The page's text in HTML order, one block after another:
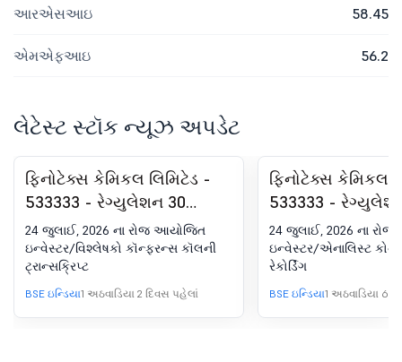
આરએસઆઇ 58.45
એમએફઆઇ 56.2
લેટેસ્ટ સ્ટૉક ન્યૂઝ અપડેટ
ફિનોટેક્સ કેમિકલ લિમિટેડ -
533333 - રેગ્યુલેશન 30
(LODR) હેઠળ જાહેરાત -
એનાલિસ્ટ/ઇન્વેસ્ટર મીટ -
પરિણામ
24 જુલાઈ, 2026 ના રોજ આયોજિત
ઇન્વેસ્ટર/વિશ્લેષકો કૉન્ફરન્સ કૉલની
ટ્રાન્સક્રિપ્ટ
BSE ઇન્ડિયા1 અઠવાડિયા 2 દિવસ પહેલાં
ફિનોટેક્સ કેમિકલ
533333 -
(LODR) હેઠળ
એનાલિસ્ટ/
પરિણામ
24 જુલાઈ, 2026 ના
ઇન્વેસ્ટર/એનાલિસ્ટ
રેકોર્ડિંગ
BSE ઇન્ડિયા1 અઠવાડિયા 6